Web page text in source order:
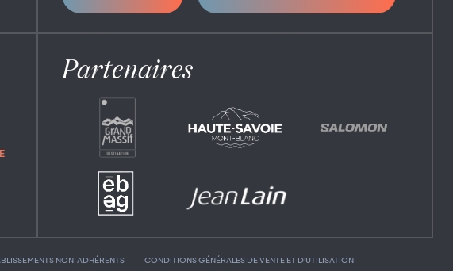
Partenaires
NON-ADHÉRENTS CONDITIONS GÉNÉRALES DE VENTE ET D’UTILISATION